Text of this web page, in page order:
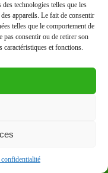
technologies telles que les
appareils. Le fait de consentir
telles que le comportement de
pas consentir ou de retirer son
caractéristiques et fonctions.